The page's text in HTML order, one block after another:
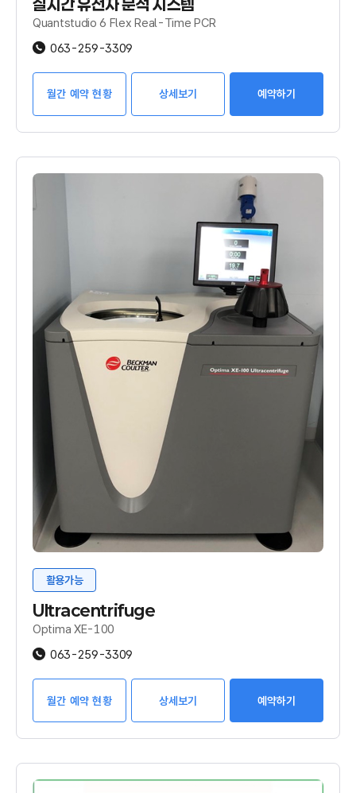
Quantstudio 6 Flex Real-Time PCR
063-259-3309
월간 예약 현황 상세보기 예약하기
활용가능
Ultracentrifuge
Optima XE-100
063-259-3309
월간 예약 현황 상세보기 예약하기